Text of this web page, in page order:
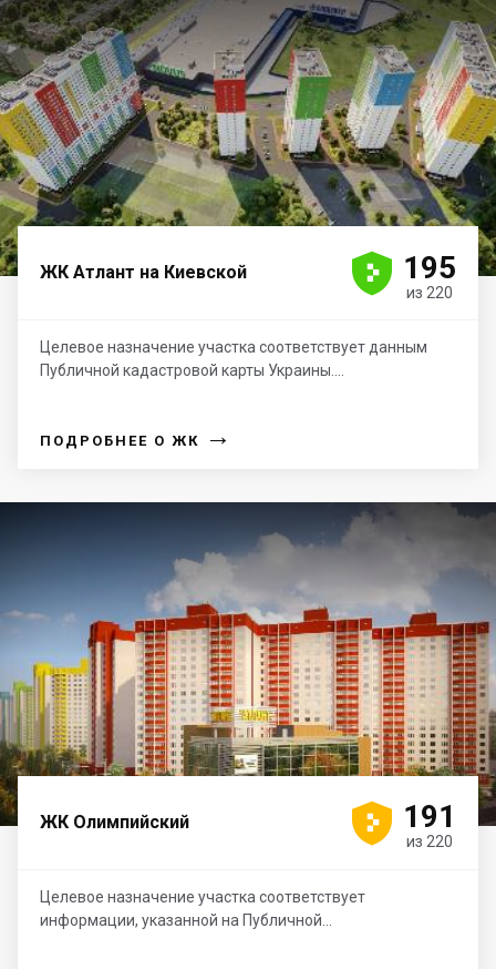
ЖК Атлант на Киевской 



 195
из 220
Целевое назначение участка соответствует данным
Публичной кадастровой карты Украины....
ПОДРОБНЕЕ О ЖК →
ЖК Олимпийский 



 191
из 220
Целевое назначение участка соответствует
информации, указанной на Публичной...